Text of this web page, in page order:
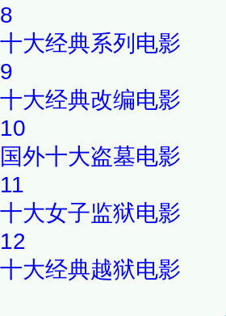
8
十大经典系列电影
9
十大经典改编电影
10
国外十大盗墓电影
11
十大女子监狱电影
12
十大经典越狱电影